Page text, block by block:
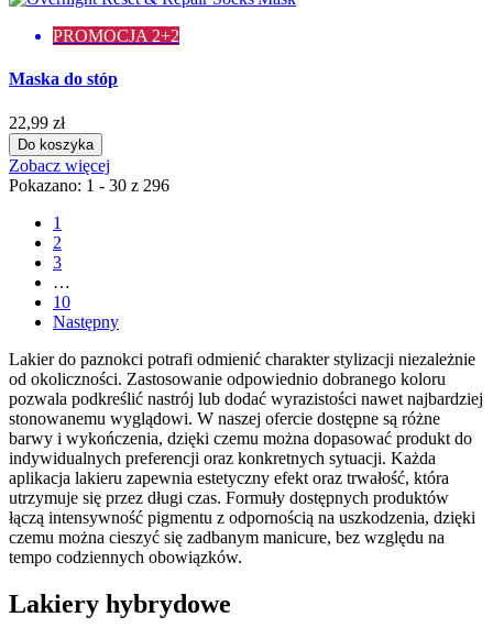
PROMOCJA 2+2
Maska do stóp
22,99 zł
Do koszyka
Zobacz więcej
Pokazano: 1 - 30 z 296
1
2
3
…
10
Następny
Lakier do paznokci potrafi odmienić charakter stylizacji niezależnie
od okoliczności. Zastosowanie odpowiednio dobranego koloru
pozwala podkreślić nastrój lub dodać wyrazistości nawet najbardziej
stonowanemu wyglądowi. W naszej ofercie dostępne są różne
barwy i wykończenia, dzięki czemu można dopasować produkt do
indywidualnych preferencji oraz konkretnych sytuacji. Każda
aplikacja lakieru zapewnia estetyczny efekt oraz trwałość, która
utrzymuje się przez długi czas. Formuły dostępnych produktów
łączą intensywność pigmentu z odpornością na uszkodzenia, dzięki
czemu można cieszyć się zadbanym manicure, bez względu na
tempo codziennych obowiązków.
Lakiery hybrydowe